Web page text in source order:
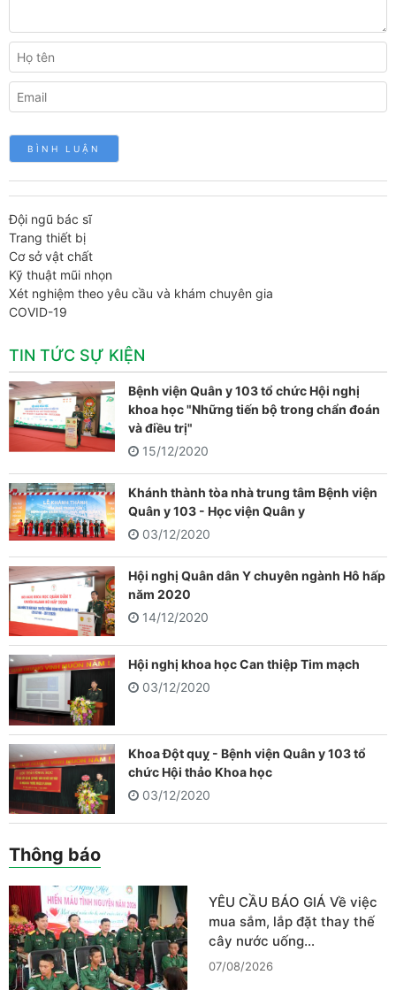
Đội ngũ bác sĩ
Trang thiết bị
Cơ sở vật chất
Kỹ thuật mũi nhọn
Xét nghiệm theo yêu cầu và khám chuyên gia
COVID-19
TIN TỨC SỰ KIỆN
Bệnh viện Quân y 103 tổ chức Hội nghị
khoa học "Những tiến bộ trong chẩn đoán
và điều trị"
15/12/2020
Khánh thành tòa nhà trung tâm Bệnh viện
Quân y 103 - Học viện Quân y
03/12/2020
Hội nghị Quân dân Y chuyên ngành Hô hấp
năm 2020
14/12/2020
Hội nghị khoa học Can thiệp Tim mạch
03/12/2020
Khoa Đột quỵ - Bệnh viện Quân y 103 tổ
chức Hội thảo Khoa học
03/12/2020
Thông báo
YÊU CẦU BÁO GIÁ Về việc
mua sắm, lắp đặt thay thế
cây nước uống…
07/08/2026